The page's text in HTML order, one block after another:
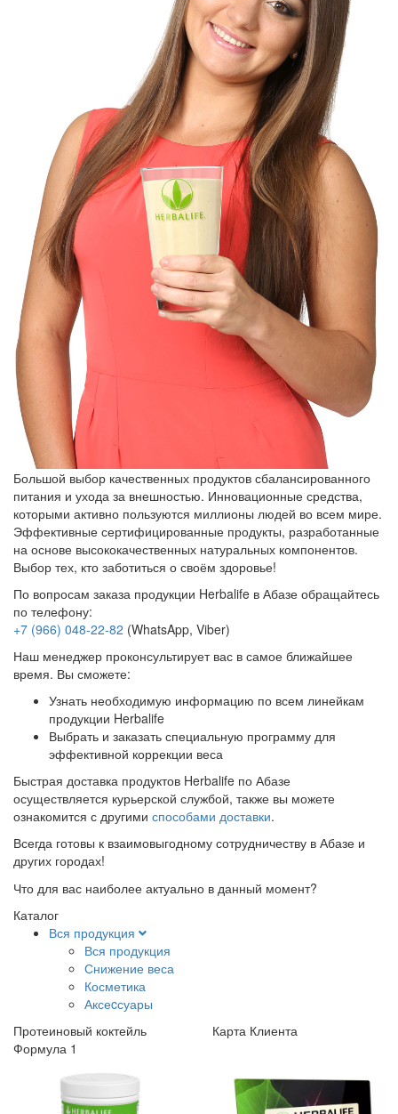
Большой выбор качественных продуктов сбалансированного
питания и ухода за внешностью. Инновационные средства,
которыми активно пользуются миллионы людей во всем мире.
Эффективные сертифицированные продукты, разработанные
на основе высококачественных натуральных компонентов.
Выбор тех, кто заботиться о своём здоровье!
По вопросам заказа продукции Herbalife в Абазе обращайтесь
по телефону:
+7 (966) 048-22-82 (WhatsApp, Viber)
Наш менеджер проконсультирует вас в самое ближайшее
время. Вы сможете:
Узнать необходимую информацию по всем линейкам
продукции Herbalife
Выбрать и заказать специальную программу для
эффективной коррекции веса
Быстрая доставка продуктов Herbalife по Абазе
осуществляется курьерской службой, также вы можете
ознакомится с другими способами доставки.
Всегда готовы к взаимовыгодному сотрудничеству в Абазе и
других городах!
Что для вас наиболее актуально в данный момент?
Каталог
Вся продукция
Вся продукция
Снижение веса
Косметика
Аксеcсуары
Протеиновый коктейль
Формула 1
Карта Клиента